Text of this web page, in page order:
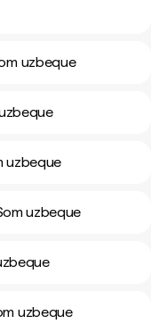
uzbeque
uzbeque
uzbeque
uzbeque